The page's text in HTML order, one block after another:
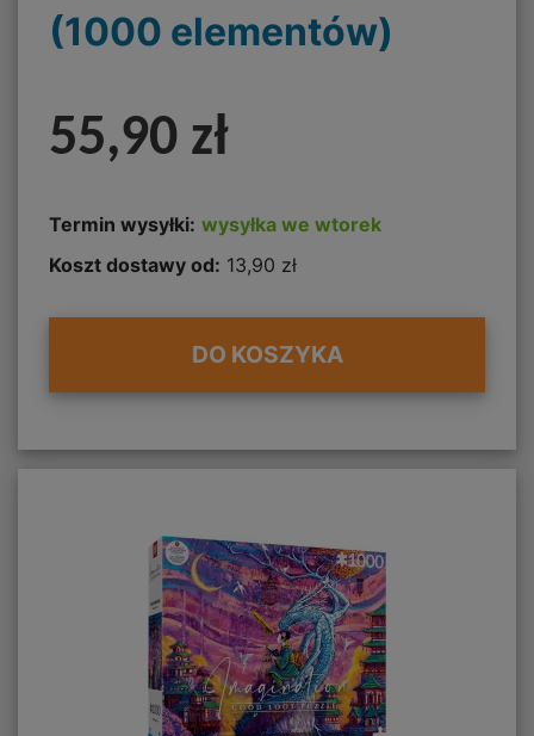
(1000 elementów)
55,90 zł
Termin wysyłki: wysyłka we wtorek
Koszt dostawy od: 13,90 zł
DO KOSZYKA